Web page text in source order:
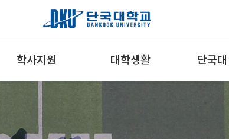
학사지원 대학생활 단국